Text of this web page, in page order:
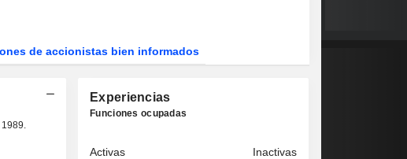
de accionistas bien informados
Experiencias
Funciones ocupadas
Activas Inactivas